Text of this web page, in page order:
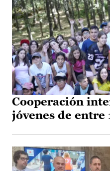
Cooperación
jóvenes de entre